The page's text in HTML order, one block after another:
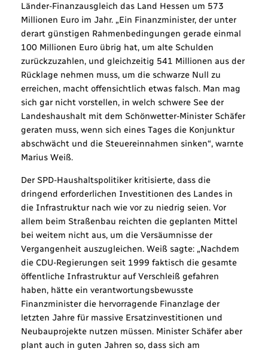
Länder-Finanzausgleich das Land Hessen um 573
Millionen Euro im Jahr. „Ein Finanzminister, der unter
derart günstigen Rahmenbedingungen gerade einmal
100 Millionen Euro übrig hat, um alte Schulden
zurückzuzahlen, und gleichzeitig 541 Millionen aus der
Rücklage nehmen muss, um die schwarze Null zu
erreichen, macht offensichtlich etwas falsch. Man mag
sich gar nicht vorstellen, in welch schwere See der
Landeshaushalt mit dem Schönwetter-Minister Schäfer
geraten muss, wenn sich eines Tages die Konjunktur
abschwächt und die Steuereinnahmen sinken“, warnte
Marius Weiß.
Der SPD-Haushaltspolitiker kritisierte, dass die
dringend erforderlichen Investitionen des Landes in
die Infrastruktur nach wie vor zu niedrig seien. Vor
allem beim Straßenbau reichten die geplanten Mittel
bei weitem nicht aus, um die Versäumnisse der
Vergangenheit auszugleichen. Weiß sagte: „Nachdem
die CDU-Regierungen seit 1999 faktisch die gesamte
öffentliche Infrastruktur auf Verschleiß gefahren
haben, hätte ein verantwortungsbewusste
Finanzminister die hervorragende Finanzlage der
letzten Jahre für massive Ersatzinvestitionen und
Neubauprojekte nutzen müssen. Minister Schäfer aber
plant auch in guten Jahren so, dass sich am